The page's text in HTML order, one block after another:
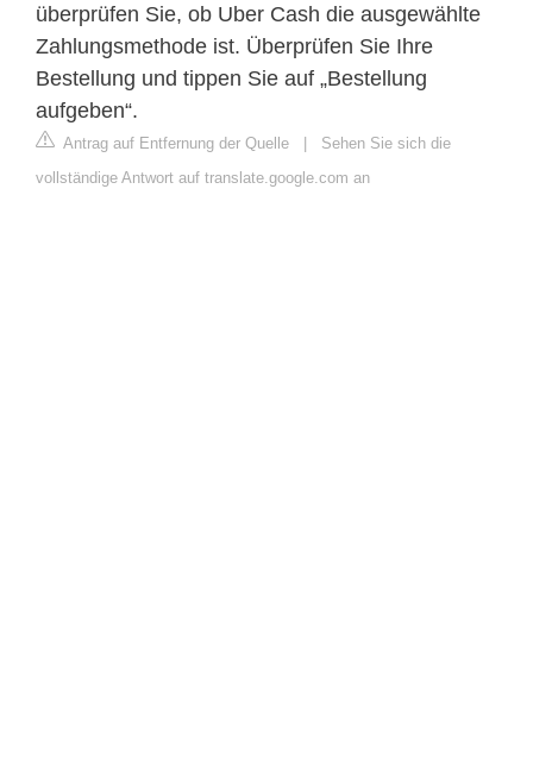
überprüfen Sie, ob Uber Cash die ausgewählte
Zahlungsmethode ist. Überprüfen Sie Ihre
Bestellung und tippen Sie auf „Bestellung
aufgeben“.
Antrag auf Entfernung der Quelle | Sehen Sie sich die
vollständige Antwort auf translate.google.com an